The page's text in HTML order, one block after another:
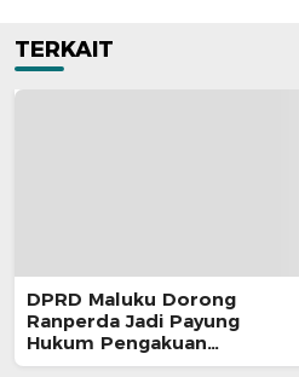
TERKAIT
DPRD Maluku Dorong
Ranperda Jadi Payung
Hukum Pengakuan
Masyarakat Adat